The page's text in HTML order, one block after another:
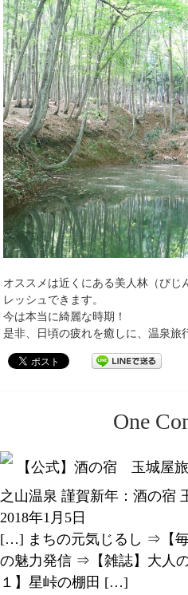
オススメは近くにある美人林（びじ
レッシュできます。
今は本当に綺麗な時期！
是非、日頃の疲れを癒しに、温泉旅
One
【公式】酒の宿 玉城屋
之山温泉 謹賀新年：酒の宿
2018年1月5日
[…] まちの元気じるし ⇒【
の魅力発信 ⇒【雑誌】大人
１】星峠の棚田 […]